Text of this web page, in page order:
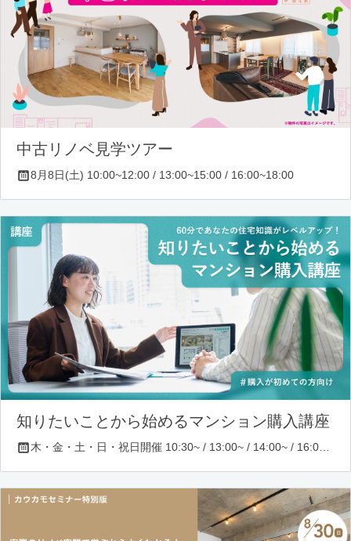
中古リノベ見学ツアー
8月8日(土) 10:00~12:00 / 13:00~15:00 / 16:00~18:00
知りたいことから始めるマンション購入講座
木・金・土・日・祝日開催 10:30~ / 13:00~ / 14:00~ / 16:00~ / 17:00~/ 18:30~/ 19:30~